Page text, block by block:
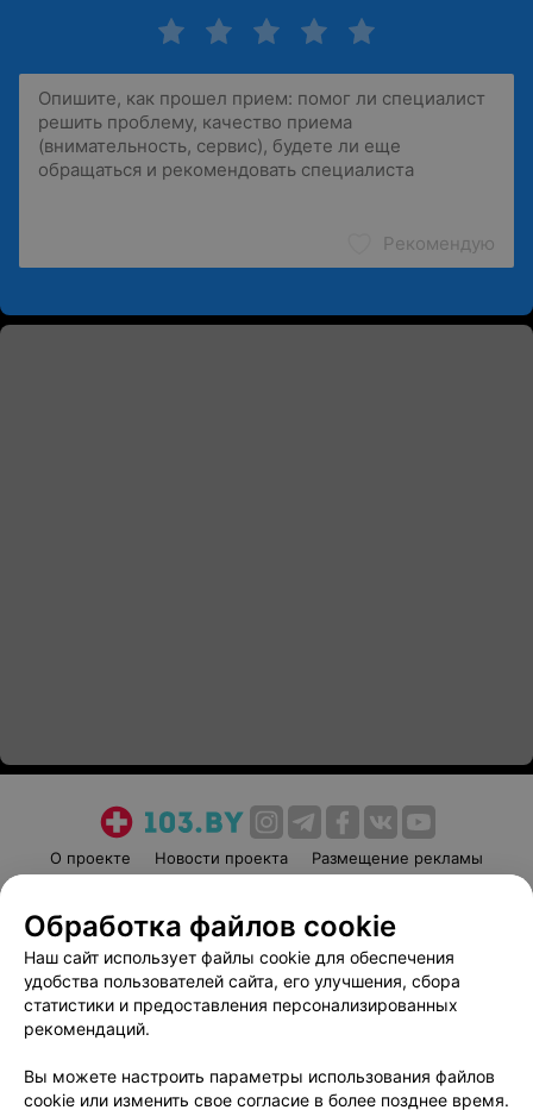
Рекомендую
О проекте Новости проекта
Размещение рекламы
Пользовательское соглашение
Способы оплаты
Вакансии
Партнеры
Написать руководителю 103.by
Обработка персональных данных
Обработка файлов cookie
Наш сайт использует файлы cookie для обеспечения
удобства пользователей сайта, его улучшения, сбора
статистики и предоставления персонализированных
рекомендаций.
Вы можете настроить параметры использования файлов
cookie или изменить свое согласие в более позднее время.